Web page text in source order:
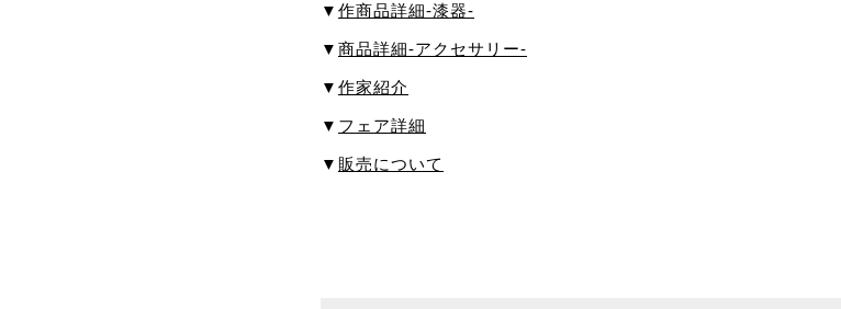
▼ 作商品詳細-漆器-
▼ 商品詳細-アクセサリー‐
▼ 作家紹介
▼ フェア詳細
▼ 販売について